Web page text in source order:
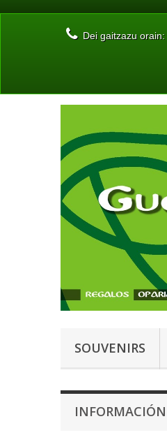
Dei gaitzazu orain:
SOUVENIRS
INFORMACIÓN